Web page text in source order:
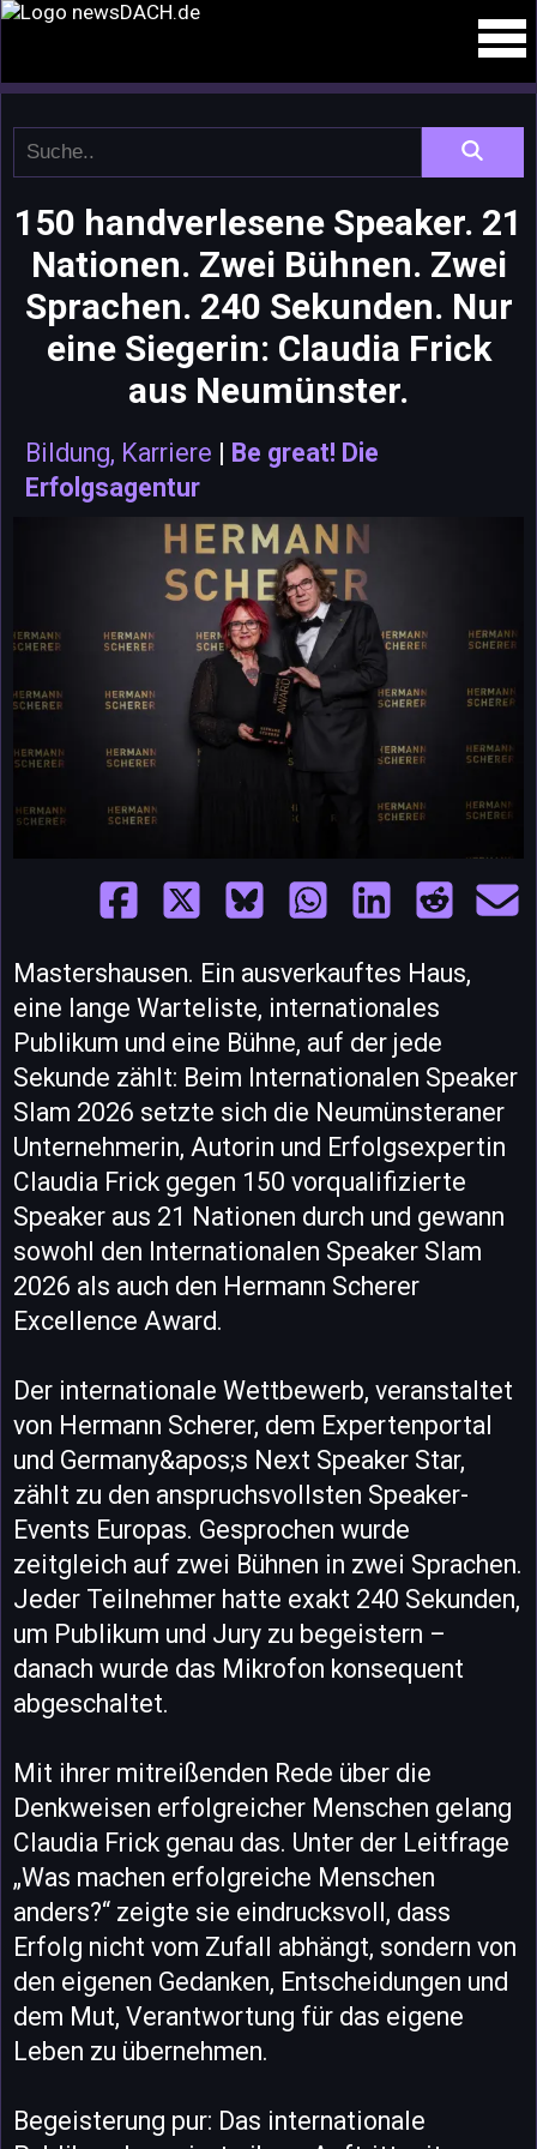
150 handverlesene Speaker. 21
Nationen. Zwei Bühnen. Zwei
Sprachen. 240 Sekunden. Nur
eine Siegerin: Claudia Frick
aus Neumünster.
Bildung, Karriere | Be great! Die
Erfolgsagentur
Mastershausen. Ein ausverkauftes Haus,
eine lange Warteliste, internationales
Publikum und eine Bühne, auf der jede
Sekunde zählt: Beim Internationalen Speaker
Slam 2026 setzte sich die Neumünsteraner
Unternehmerin, Autorin und Erfolgsexpertin
Claudia Frick gegen 150 vorqualifizierte
Speaker aus 21 Nationen durch und gewann
sowohl den Internationalen Speaker Slam
2026 als auch den Hermann Scherer
Excellence Award.
Der internationale Wettbewerb, veranstaltet
von Hermann Scherer, dem Expertenportal
und Germany&apos;s Next Speaker Star,
zählt zu den anspruchsvollsten Speaker-
Events Europas. Gesprochen wurde
zeitgleich auf zwei Bühnen in zwei Sprachen.
Jeder Teilnehmer hatte exakt 240 Sekunden,
um Publikum und Jury zu begeistern –
danach wurde das Mikrofon konsequent
abgeschaltet.
Mit ihrer mitreißenden Rede über die
Denkweisen erfolgreicher Menschen gelang
Claudia Frick genau das. Unter der Leitfrage
„Was machen erfolgreiche Menschen
anders?“ zeigte sie eindrucksvoll, dass
Erfolg nicht vom Zufall abhängt, sondern von
den eigenen Gedanken, Entscheidungen und
dem Mut, Verantwortung für das eigene
Leben zu übernehmen.
Begeisterung pur: Das internationale